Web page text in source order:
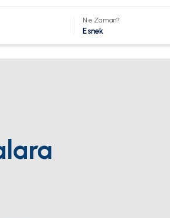
Ne Zaman?
Esnek